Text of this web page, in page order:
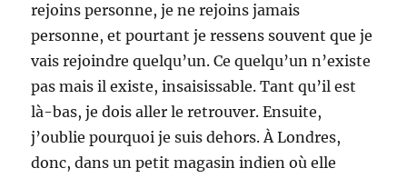
rejoins personne, je ne rejoins jamais
personne, et pourtant je ressens souvent que je
vais rejoindre quelqu’un. Ce quelqu’un n’existe
pas mais il existe, insaisissable. Tant qu’il est
là-bas, je dois aller le retrouver. Ensuite,
j’oublie pourquoi je suis dehors. À Londres,
donc, dans un petit magasin indien où elle